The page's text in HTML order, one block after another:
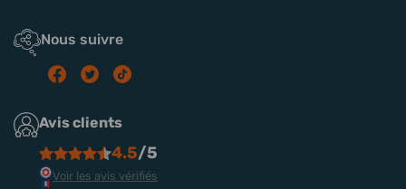
Nous suivre
Avis clients
4.5/5
Voir les avis vérifiés